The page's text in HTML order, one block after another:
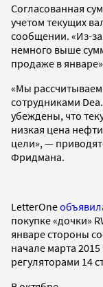
Согласованная
учетом текущих
сообщении. «Из-
немного выше
продаже в
«Мы
сотрудниками
убеждены, что
низкая цена
цели», —
Фридмана.
LetterOne
покупке «дочки»
январе стороны
начале марта
регуляторами 14